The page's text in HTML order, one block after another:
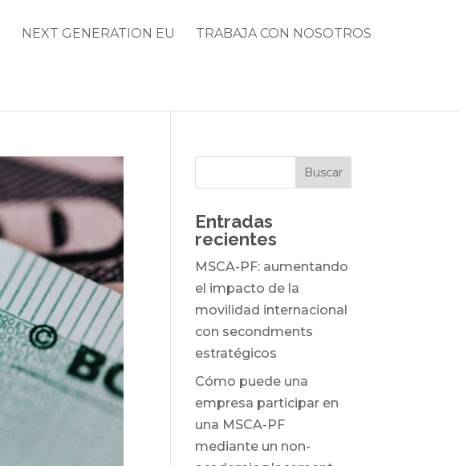
NEXT GENERATION EU TRABAJA CON NOSOTROS
Entradas
recientes
MSCA-PF: aumentando
el impacto de la
movilidad internacional
con secondments
estratégicos
Cómo puede una
empresa participar en
una MSCA-PF
mediante un non-